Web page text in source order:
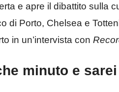
e apre il dibattito sulla
di Porto, Chelsea e
in un’intervista con
minuto e